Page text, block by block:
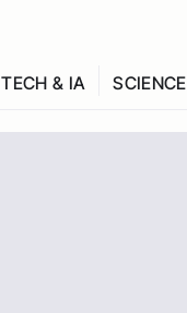
TECH & IA SCIENCE